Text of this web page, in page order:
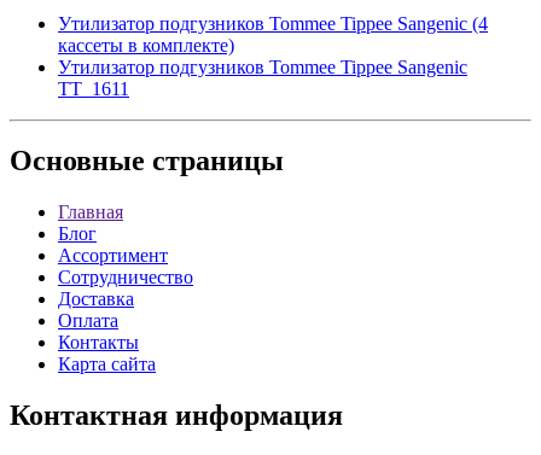
Утилизатор подгузников Tommee Tippee Sangenic (4
кассеты в комплекте)
Утилизатор подгузников Tommee Tippee Sangenic
TT_1611
Основные страницы
Главная
Блог
Ассортимент
Сотрудничество
Доставка
Оплата
Контакты
Карта сайта
Контактная информация